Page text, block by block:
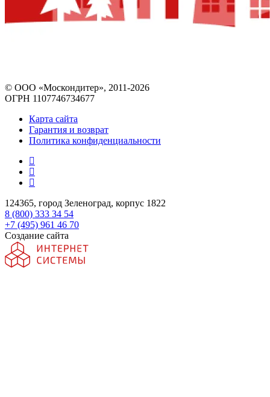
© ООО «Москондитер», 2011-2026
ОГРН 1107746734677
Карта сайта
Гарантия и возврат
Политика конфиденциальности
124365, город Зеленоград, корпус 1822
8 (800) 333 34 54
+7 (495) 961 46 70
Создание сайта